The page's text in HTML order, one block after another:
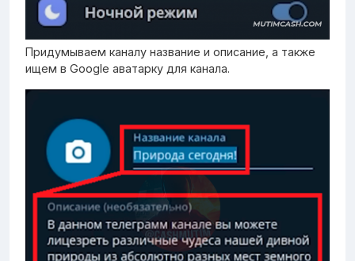
Придумываем каналу название и описание, а также
ищем в Google аватарку для канала.